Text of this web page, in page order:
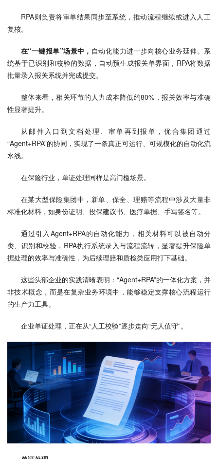
RPA则负责将审单结果同步至系统，推动流程继续或进入人工
复核。
在“一键报单”场景中， 自动化能力进一步向核心业务延伸。系
统基于已识别和校验的数据，自动预生成报关单界面，RPA将数据
批量录入报关系统并完成提交。
整体来看，相关环节的人力成本降低约80%，报关效率与准确
性显著提升。
从邮件入口到文档处理、审单再到报单，优合集团通过
“Agent+RPA”的协同，实现了一条真正可运行、可规模化的自动化流
水线。
在保险行业，单证处理同样是高门槛场景。
在某大型保险集团中，新单、保全、理赔等流程中涉及大量非
标准化材料，如身份证明、投保建议书、医疗单据、手写签名等。
通过引入Agent+RPA的自动化能力，相关材料可以被自动分
类、识别和校验，RPA执行系统录入与流程流转，显著提升保险单
据处理的效率与准确性，为后续理赔和质检类应用打下基础。
这些头部企业的实践清晰表明：“Agent+RPA”的一体化方案，并
非技术概念，而是在复杂业务环境中，能够稳定支撑核心流程运行
的生产力工具。
企业单证处理，正在从“人工校验”逐步走向“无人值守”。